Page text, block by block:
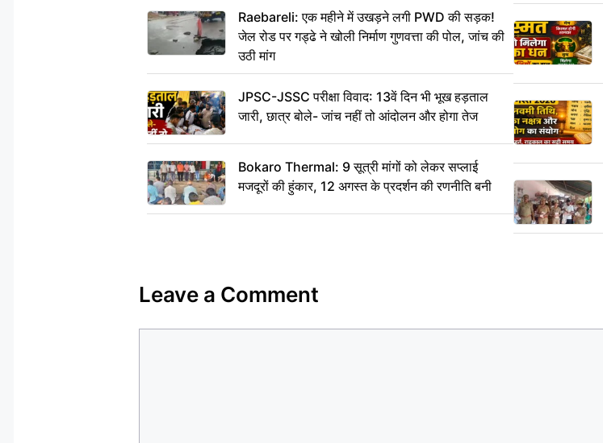
Raebareli: एक महीने में उखड़ने लगी PWD की सड़क!
जेल रोड पर गड्ढे ने खोली निर्माण गुणवत्ता की पोल, जांच की
उठी मांग
JPSC-JSSC परीक्षा विवाद: 13वें दिन भी भूख हड़ताल
जारी, छात्र बोले- जांच नहीं तो आंदोलन और होगा तेज
Bokaro Thermal: 9 सूत्री मांगों को लेकर सप्लाई
मजदूरों की हुंकार, 12 अगस्त के प्रदर्शन की रणनीति बनी
Leave a Comment